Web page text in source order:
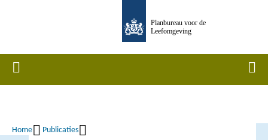
inhoud
Planbureau voor de
Leefomgeving
Home
Home Publicaties